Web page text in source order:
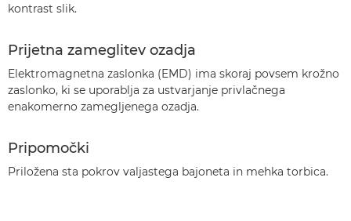
kontrast slik.
Prijetna zameglitev ozadja
Elektromagnetna zaslonka (EMD) ima skoraj povsem krožno
zaslonko, ki se uporablja za ustvarjanje privlačnega
enakomerno zamegljenega ozadja.
Pripomočki
Priložena sta pokrov valjastega bajoneta in mehka torbica.